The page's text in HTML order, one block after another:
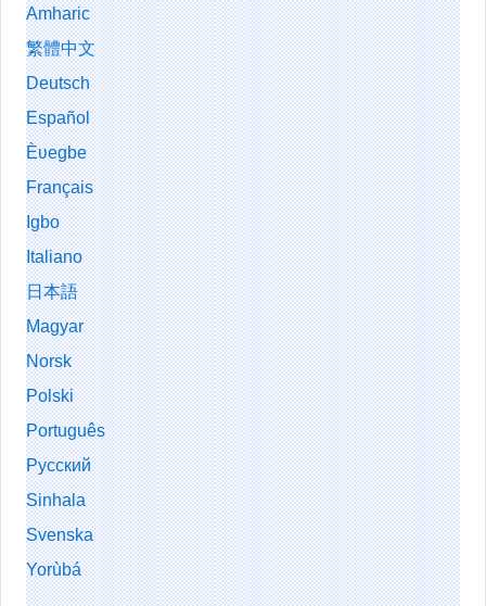
Amharic
繁體中文
Deutsch
Español
Èʋegbe
Français
Igbo
Italiano
日本語
Magyar
Norsk
Polski
Português
Русский
Sinhala
Svenska
Yorùbá